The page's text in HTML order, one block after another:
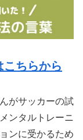
ちらから
がサッカーの試
ンタルトレーニ
ンに受かるため